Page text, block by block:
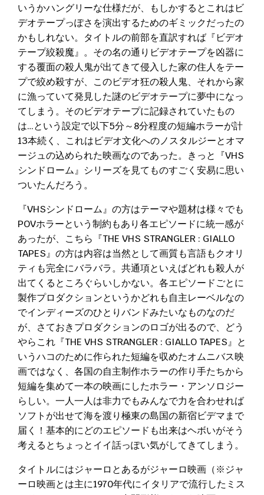
いうかハングリーな仕様だが、もしかするとこれはビ
デオテープっぽさを演出するためのギミックだったの
かもしれない。タイトルの前部を直訳すれば『ビデオ
テープ絞殺魔』。その名の通りビデオテープを凶器に
する覆面の殺人鬼が出てきて侵入した家の住人をテー
プで絞め殺すが、このビデオ狂の殺人鬼、それから家
に漁っていて発見した謎のビデオテープに夢中になっ
てしまう。そのビデオテープに記録されていたもの
は…という設定で以下5分～8分程度の短編ホラーが計
13本続く、これはビデオ文化へのノスタルジーとオマ
ージュの込められた映画なのであった。きっと『VHS
シンドローム』シリーズを見てものすごく安易に思い
ついたんだろう。
『VHSシンドローム』の方はテーマや題材は様々でも
POVホラーという制約もあり各エピソードに統一感が
あったが、こちら『THE VHS STRANGLER : GIALLO
TAPES』の方は内容は当然として画質も言語もクオリ
ティも完全にバラバラ。共通項といえばどれも殺人が
出てくるところぐらいしかない。各エピソードごとに
製作プロダクションというかどれも自主レーベルなの
でインディーズのひとりバンドみたいなものなのだ
が、さておきプロダクションのロゴが出るので、どう
やらこれ『THE VHS STRANGLER : GIALLO TAPES』と
いうハコのために作られた短編を収めたオムニバス映
画ではなく、各国の自主制作ホラーの作り手たちから
短編を集めて一本の映画にしたホラー・アンソロジー
らしい。一人一人は非力でもみんなで力を合わせれば
ソフトが出せて海を渡り極東の島国の新宿ビデマまで
届く！基本的にどのエピソードも出来はヘボいがそう
考えるとちょっとイイ話っぽい気がしてきてしまう。
タイトルにはジャーロとあるがジャーロ映画（※ジャ
ーロ映画とは主に1970年代にイタリアで流行したミス